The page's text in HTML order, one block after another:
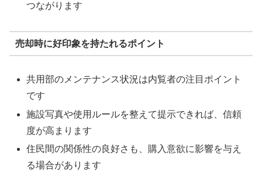
つながります
売却時に好印象を持たれるポイント
共用部のメンテナンス状況は内覧者の注目ポイント
です
施設写真や使用ルールを整えて提示できれば、信頼
度が高まります
住民間の関係性の良好さも、購入意欲に影響を与え
る場合があります